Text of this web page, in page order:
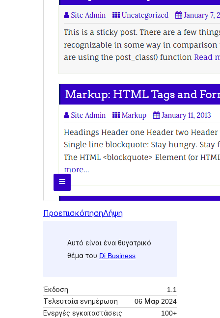
ΠροεπισκόπησηΛήψη
Αυτό είναι ένα θυγατρικό
θέμα του Di Business
Έκδοση
1.1
Τελευταία ενημέρωση
06 Μαρ 2024
Ενεργές εγκαταστάσεις
100+